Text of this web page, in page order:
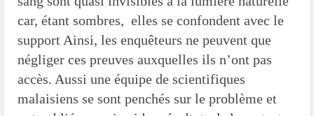
car, étant sombres, elles se confondent avec le
support Ainsi, les enquêteurs ne peuvent que
négliger ces preuves auxquelles ils n’ont pas
accès. Aussi une équipe de scientifiques
malaisiens se sont penchés sur le problème et